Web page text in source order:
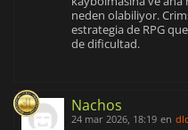
neden olabiliyor.
estrategia de RPG
de dificultad.
Nachos
24 mar 2026, 18:19 en